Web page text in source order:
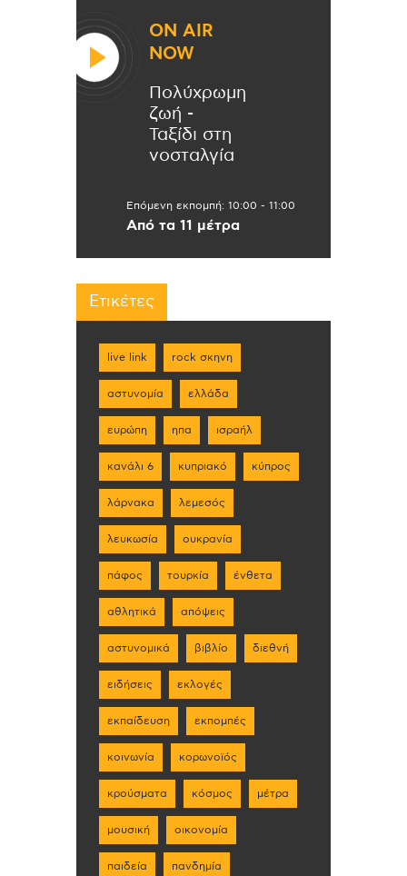
ON AIR
NOW
Πολύχρωμη
ζωή -
Ταξίδι στη
νοσταλγία
Επόμενη εκπομπή: 10:00 - 11:00
Από τα 11 μέτρα
Ετικέτες
live link rock σκηνη
αστυνομία ελλάδα
ευρώπη ηπα ισραήλ
κανάλι 6 κυπριακό κύπρος
λάρνακα λεμεσός
λευκωσία ουκρανία
πάφος τουρκία ένθετα
αθλητικά απόψεις
αστυνομικά βιβλίο διεθνή
ειδήσεις εκλογές
εκπαίδευση εκπομπές
κοινωνία κορωνοϊός
κρούσματα κόσμος μέτρα
μουσική οικονομία
παιδεία πανδημία